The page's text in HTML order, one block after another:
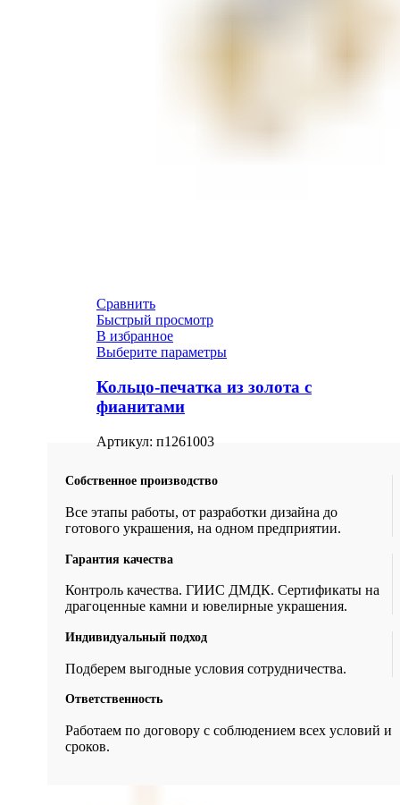
Сравнить
Быстрый просмотр
В избранное
Выберите параметры
Кольцо-печатка из золота с
фианитами
Артикул: п1261003
Собственное производство
Все этапы работы, от разработки дизайна до
готового украшения, на одном предприятии.
Гарантия качества
Контроль качества. ГИИС ДМДК. Сертификаты на
драгоценные камни и ювелирные украшения.
Индивидуальный подход
Подберем выгодные условия сотрудничества.
Ответственность
Работаем по договору с соблюдением всех условий и
сроков.